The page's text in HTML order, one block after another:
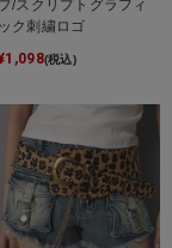
プ/スクリプトグラフィ
ック刺繍ロゴ
1,098(税込)